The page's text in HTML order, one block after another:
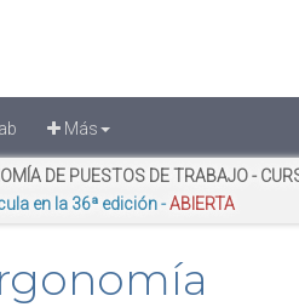
Más
DE PUESTOS DE TRABAJO -
en la 36ª edición -ABIERTA